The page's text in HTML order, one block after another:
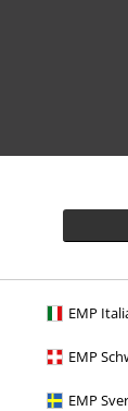
EMP
EMP
EMP